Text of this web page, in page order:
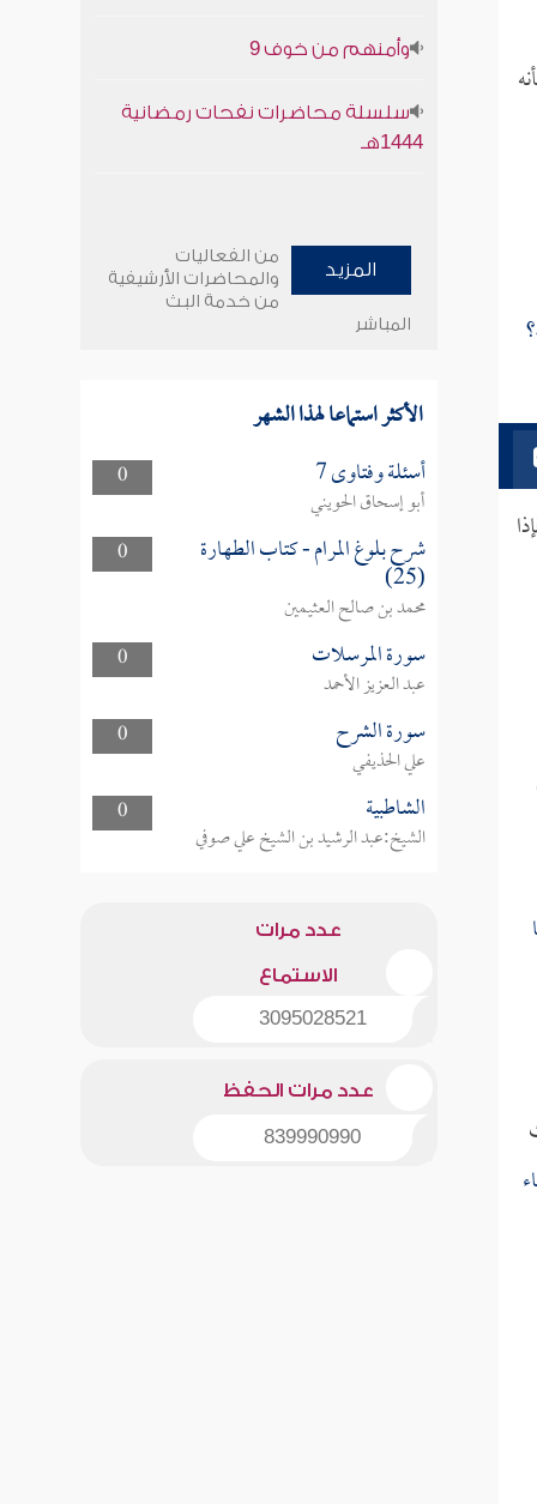
وأمنهم من خوف 9
سلسلة محاضرات نفحات رمضانية
1444هـ
المزيد
من الفعاليات
والمحاضرات الأرشيفية
من خدمة البث
المباشر
الأكثر استماعا لهذا الشهر
0 أسئلة وفتاوى 7
أبو إسحاق الحويني
0
شرح بلوغ المرام - كتاب الطهارة
(25)
محمد بن صالح العثيمين
0
سورة المرسلات
عبد العزيز الأحمد
0
سورة الشرح
علي الحذيفي
0
الشاطبية
الشيخ:عبد الرشيد بن الشيخ علي صوفي
عدد مرات
الاستماع
3095028521
عدد مرات الحفظ
839990990